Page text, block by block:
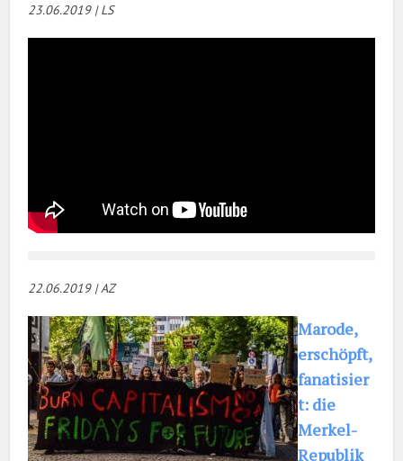
23.06.2019 | LS
22.06.2019 | AZ
Marode,
erschöpft,
fanatisier
t: die
Merkel-
Republik